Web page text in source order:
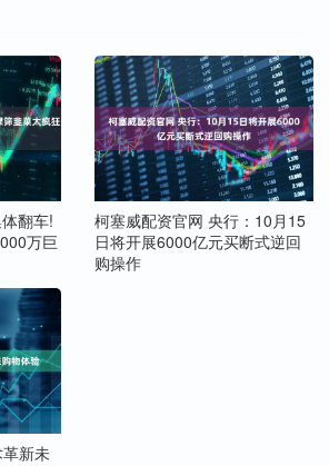
翻车!
万巨
柯塞威配资官网 央行：10月15
日将开展6000亿元买断式逆回
购操作
新未